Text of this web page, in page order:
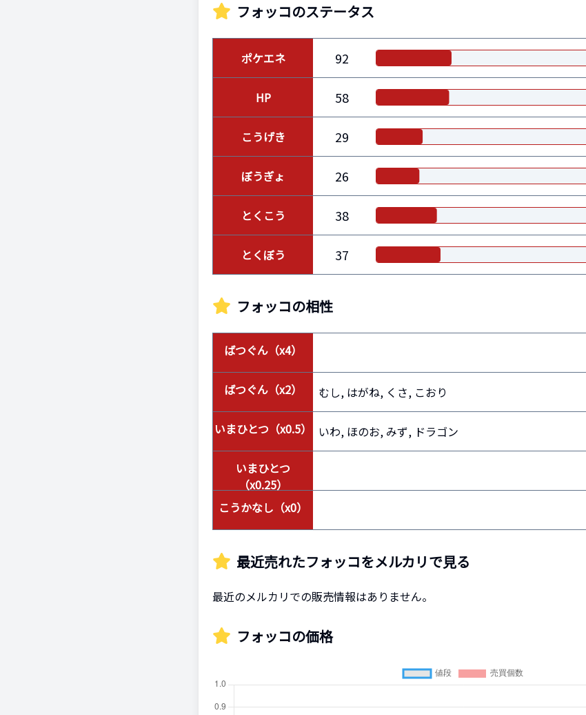
フォッコのステータス
ポケエネ 92
HP 58
こうげき 29
ぼうぎょ 26
とくこう 38
とくぼう 37
フォッコの相性
ばつぐん（x4）
ばつぐん（x2） むし, はがね, くさ, こおり
いまひとつ（x0.5） いわ, ほのお, みず, ドラゴン
いまひとつ
（x0.25）
こうかなし（x0）
最近売れたフォッコをメルカリで見る
最近のメルカリでの販売情報はありません。
フォッコの価格